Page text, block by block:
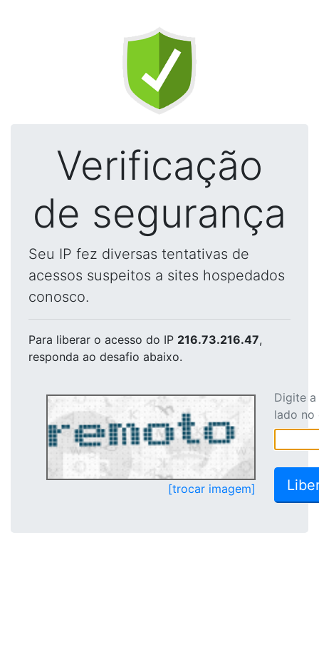
Verificação
de segurança
Seu IP fez diversas tentativas de
acessos suspeitos a sites hospedados
conosco.
Para liberar o acesso do IP 216.73.216.47,
responda ao desafio abaixo.
[trocar imagem]
Digite
lado no